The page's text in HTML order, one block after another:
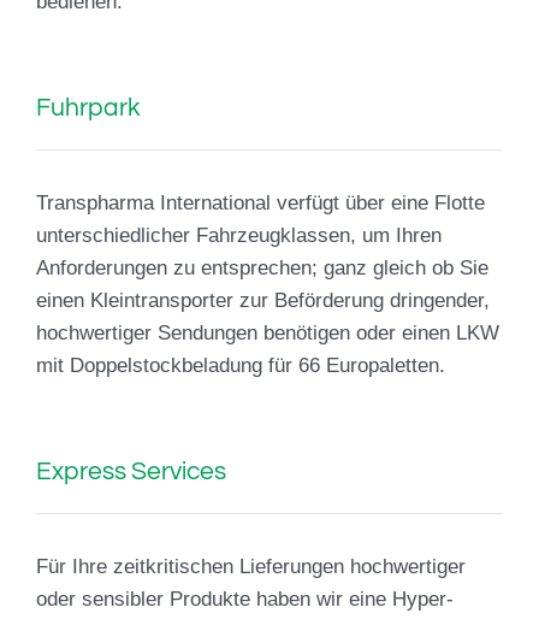
Fuhrpark
Transpharma International verfügt über eine Flotte
unterschiedlicher Fahrzeugklassen, um Ihren
Anforderungen zu entsprechen; ganz gleich ob Sie
einen Kleintransporter zur Beförderung dringender,
hochwertiger Sendungen benötigen oder einen LKW
mit Doppelstockbeladung für 66 Europaletten.
Express Services
Für Ihre zeitkritischen Lieferungen hochwertiger
oder sensibler Produkte haben wir eine Hyper-